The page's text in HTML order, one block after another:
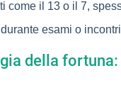
come il 13 o il 7,
esami o
della